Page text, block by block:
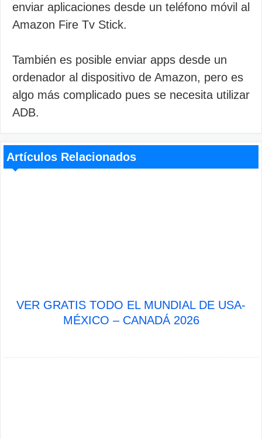
enviar aplicaciones desde un teléfono móvil al
Amazon Fire Tv Stick.
También es posible enviar apps desde un
ordenador al dispositivo de Amazon, pero es
algo más complicado pues se necesita utilizar
ADB.
Artículos Relacionados
VER GRATIS TODO EL MUNDIAL DE USA-
MÉXICO – CANADÁ 2026